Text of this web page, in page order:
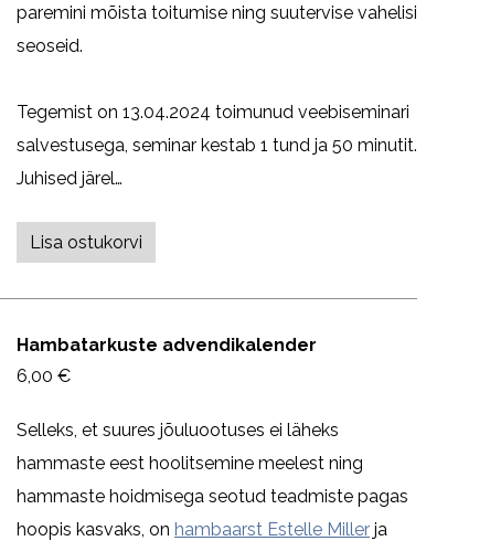
paremini mõista toitumise ning suutervise vahelisi
seoseid.
Tegemist on 13.04.2024 toimunud veebiseminari
salvestusega, seminar kestab 1 tund ja 50 minutit.
Juhised järel…
Lisa ostukorvi
Hambatarkuste advendikalender
6,00 €
Selleks, et suures jõuluootuses ei läheks
hammaste eest hoolitsemine meelest ning
hammaste hoidmisega seotud teadmiste pagas
hoopis kasvaks, on hambaarst Estelle Miller ja